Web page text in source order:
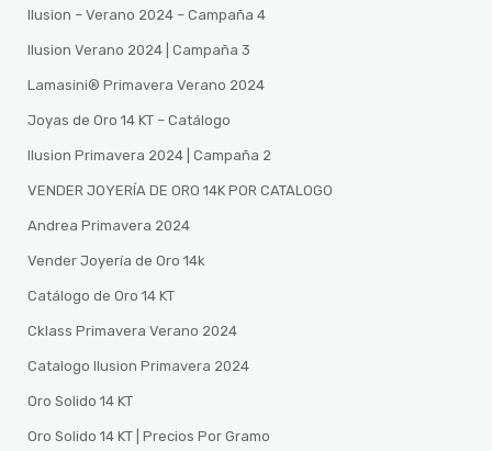
Ilusion – Verano 2024 – Campaña 4
Ilusion Verano 2024 | Campaña 3
Lamasini®️ Primavera Verano 2024
Joyas de Oro 14 KT – Catálogo
Ilusion Primavera 2024 | Campaña 2
VENDER JOYERÍA DE ORO 14K POR CATALOGO
Andrea Primavera 2024
Vender Joyería de Oro 14k
Catálogo de Oro 14 KT
Cklass Primavera Verano 2024
Catalogo Ilusion Primavera 2024
Oro Solido 14 KT
Oro Solido 14 KT | Precios Por Gramo